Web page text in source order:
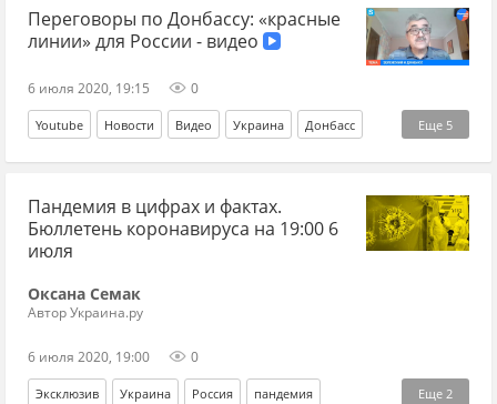
Переговоры по Донбассу: «красные
линии» для России - видео
6 июля 2020, 19:15 0
Еще 5
Youtube Новости Видео Украина Донбасс
Нормандская четверка Россия Владимир Жарихин
Формула Штайнмайера Конституция
Пандемия в цифрах и фактах.
Бюллетень коронавируса на 19:00 6
июля
Оксана Семак
Автор Украина.ру
6 июля 2020, 19:00 0
Еще 2
Эксклюзив Украина Россия пандемия